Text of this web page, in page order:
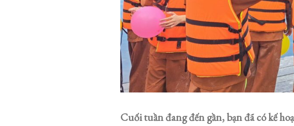
Cuối tuần đang đến gần, bạn đã có kế